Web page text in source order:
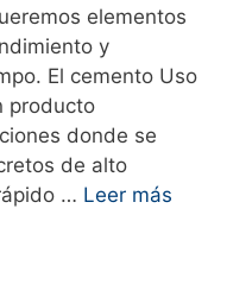
elementos
y
El cemento Uso
producto
donde se
de alto
… Leer más